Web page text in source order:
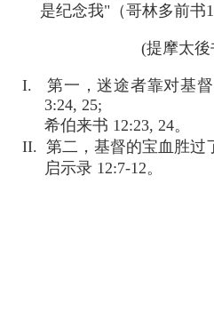
是纪念我"（哥林多前书
(提摩太後
I. 第一，迷途者靠对基
3:24, 25;
希伯来书 12:23, 24。
II. 第二，基督的宝血胜过
启示录 12:7-12。